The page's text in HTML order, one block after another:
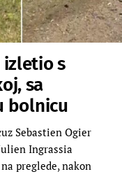
s
sa
bolnicu
Sebastien Ogier
Ingrassia
preglede, nakon